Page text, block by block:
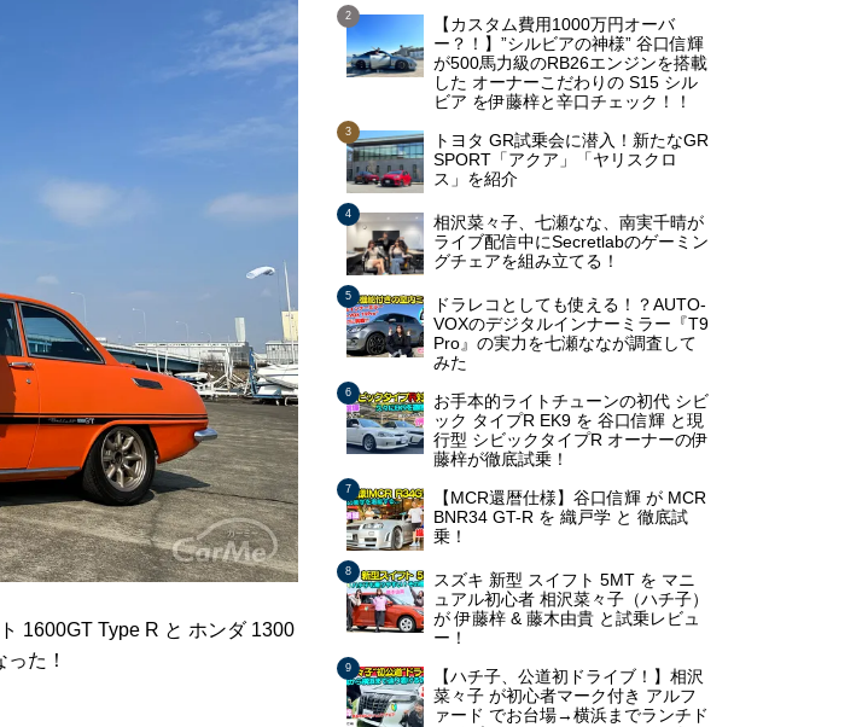
1600GT Type R と ホンダ 1300
た！
【カスタム費用1000万円オーバ
ー？！】”シルビアの神様” 谷口信輝
が500馬力級のRB26エンジンを搭載
した オーナーこだわりの S15 シル
ビア を伊藤梓と辛口チェック！！
トヨタ GR試乗会に潜入！新たなGR
SPORT「アクア」「ヤリスクロ
ス」を紹介
相沢菜々子、七瀬なな、南実千晴が
ライブ配信中にSecretlabのゲーミン
グチェアを組み立てる！
ドラレコとしても使える！？AUTO-
VOXのデジタルインナーミラー『T9
Pro』の実力を七瀬ななが調査して
みた
お手本的ライトチューンの初代 シビ
ック タイプR EK9 を 谷口信輝 と現
行型 シビックタイプR オーナーの伊
藤梓が徹底試乗！
【MCR還暦仕様】谷口信輝 が MCR
BNR34 GT-R を 織戸学 と 徹底試
乗！
スズキ 新型 スイフト 5MT を マニ
ュアル初心者 相沢菜々子（ハチ子）
が 伊藤梓 & 藤木由貴 と試乗レビュ
ー！
【ハチ子、公道初ドライブ！】相沢
菜々子 が初心者マーク付き アルフ
ァード でお台場→横浜までランチド